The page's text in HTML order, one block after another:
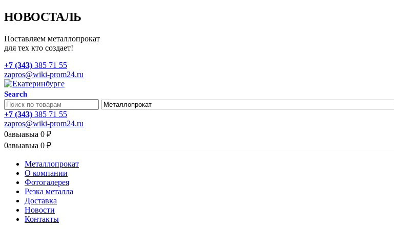
НОВОСТАЛЬ
Поставляем металлопрокат
для тех кто создает!
+7 (343) 385 71 55
zapros@wiki-prom24.ru
Search
+7 (343) 385 71 55
zapros@wiki-prom24.ru
0авыавыа 0 ₽
0авыавыа 0 ₽
Металлопрокат
О компании
Фотогалерея
Резка металла
Доставка
Новости
Контакты